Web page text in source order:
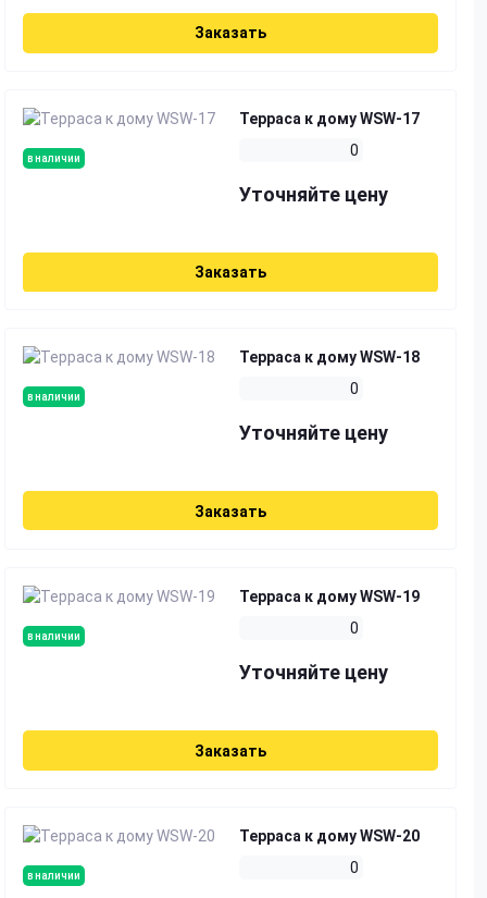
Заказать
в наличии
Терраса к дому WSW-17
0
Уточняйте цену
Заказать
в наличии
Терраса к дому WSW-18
0
Уточняйте цену
Заказать
в наличии
Терраса к дому WSW-19
0
Уточняйте цену
Заказать
в наличии
Терраса к дому WSW-20
0